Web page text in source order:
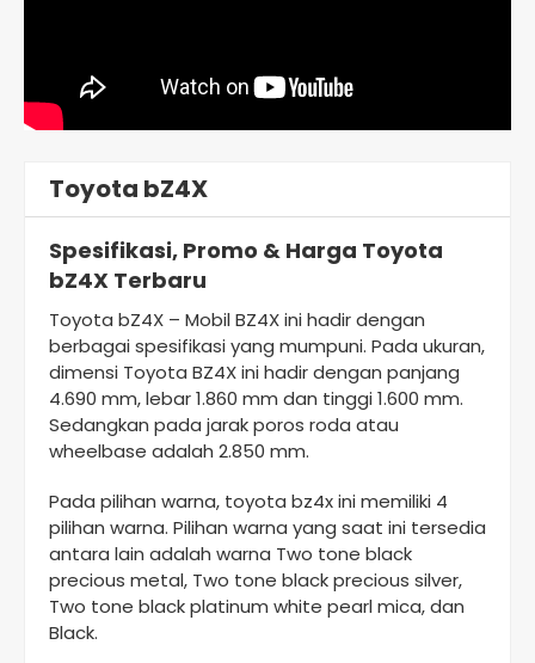
Toyota bZ4X
Spesifikasi, Promo & Harga Toyota
bZ4X Terbaru
Toyota bZ4X – Mobil BZ4X ini hadir dengan
berbagai spesifikasi yang mumpuni. Pada ukuran,
dimensi Toyota BZ4X ini hadir dengan panjang
4.690 mm, lebar 1.860 mm dan tinggi 1.600 mm.
Sedangkan pada jarak poros roda atau
wheelbase adalah 2.850 mm.
Pada pilihan warna, toyota bz4x ini memiliki 4
pilihan warna. Pilihan warna yang saat ini tersedia
antara lain adalah warna Two tone black
precious metal, Two tone black precious silver,
Two tone black platinum white pearl mica, dan
Black.